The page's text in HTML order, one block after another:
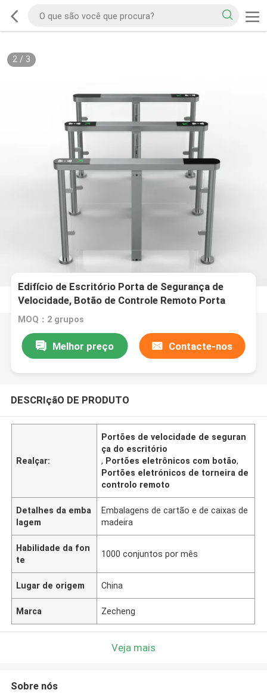
2/ 3
Edifício de Escritório Porta de Segurança de
Velocidade, Botão de Controle Remoto Porta
Eletrônica Turnstile
MOQ：2 grupos
Melhor preço Contacte-nos
DESCRIçãO DE PRODUTO
Realçar:
Portões de velocidade de seguran
ça do escritório
, Portões eletrônicos com botão,
Portões eletrónicos de torneira de
controlo remoto
Detalhes da emba
lagem
Embalagens de cartão e de caixas de
madeira
Habilidade da fon
te
1000 conjuntos por mês
Lugar de origem China
Marca Zecheng
Veja mais
Sobre nós